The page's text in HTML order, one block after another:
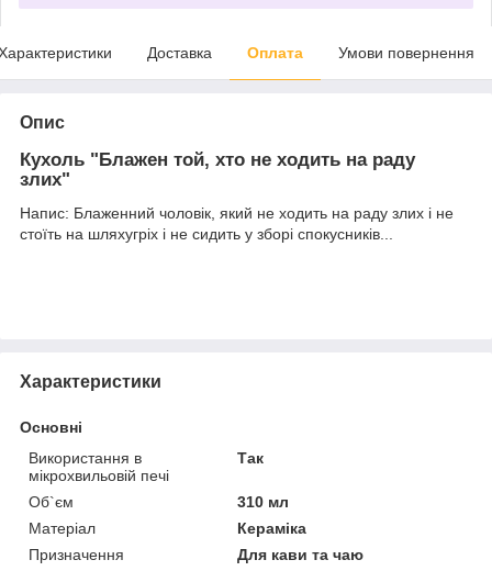
Доставка Оплата Умови повернення
Опис
Кухоль "Блажен той, хто не ходить на раду
злих"
Напис: Блаженний чоловік, який не ходить на раду злих і не
стоїть на шляхугріх і не сидить у зборі спокусників...
Характеристики
Основні
Використання в
мікрохвильовій печі
Так
Об`єм
310 мл
Матеріал
Кераміка
Призначення
Для кави та чаю